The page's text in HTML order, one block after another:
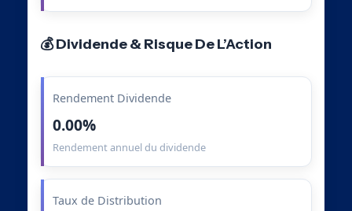
💰 Dividende & Risque De L’Action
Rendement Dividende
0.00%
Rendement annuel du dividende
Taux de Distribution